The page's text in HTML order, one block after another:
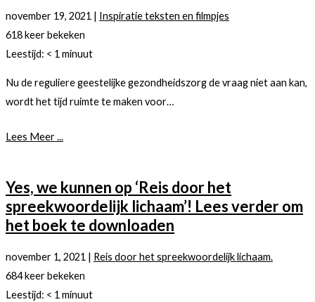
november 19, 2021 | Inspiratie teksten en filmpjes
618 keer bekeken
Leestijd: < 1 minuut
Nu de reguliere geestelijke gezondheidszorg de vraag niet aan kan,
wordt het tijd ruimte te maken voor…
Lees Meer ...
Yes, we kunnen op ‘Reis door het
spreekwoordelijk lichaam’! Lees verder om
het boek te downloaden
november 1, 2021 | Reis door het spreekwoordelijk lichaam.
684 keer bekeken
Leestijd: < 1 minuut